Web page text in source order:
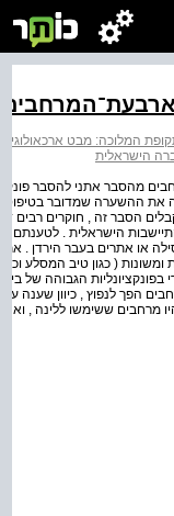
המלוכה: מבט ארכאולוגי
הישראלית
מהסבר אתני להסבר
ההשערה שמדובר בטיפוס
הישראלית . לטענתם ,
או אתרים בעבר הירדן .
ומשונות ( כגון טיב המסלע
בפונקציונליות הגבוהה של
הפך לנפוץ , כיוון שענה
מרחבים ששימשו ללינה ,